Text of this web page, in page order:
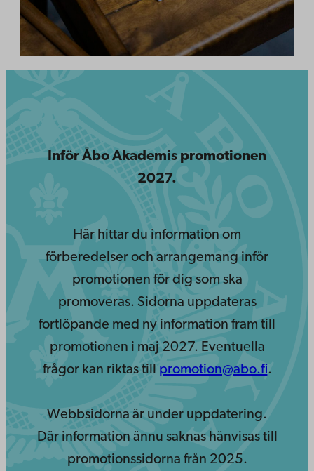
Inför Åbo Akademis promotionen
2027.
Här hittar du information om
förberedelser och arrangemang inför
promotionen för dig som ska
promoveras. Sidorna uppdateras
fortlöpande med ny information fram till
promotionen i maj 2027. Eventuella
frågor kan riktas till promotion@abo.fi.
Webbsidorna är under uppdatering.
Där information ännu saknas hänvisas till
promotionssidorna från 2025.